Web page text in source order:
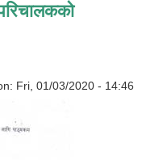
Fri, 01/03/2020 - 14:46